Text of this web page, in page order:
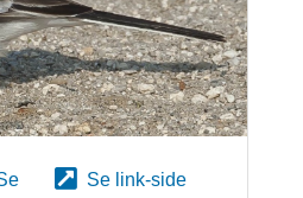
Se link-side